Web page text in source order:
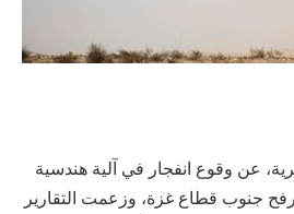
عن وقوع انفجار في آلية هندسية
جنوب قطاع غزة، وزعمت التقارير